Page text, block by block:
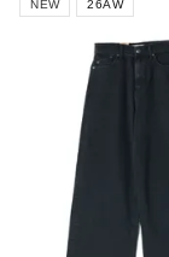
NEW 26AW